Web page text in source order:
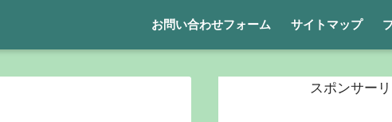
お問い合わせフォーム サイトマップ
スポンサー